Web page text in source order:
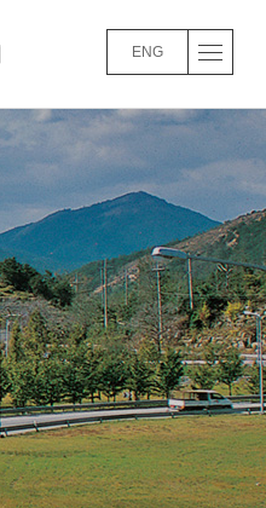
품질/환경 경영방침
바로가기
ENG